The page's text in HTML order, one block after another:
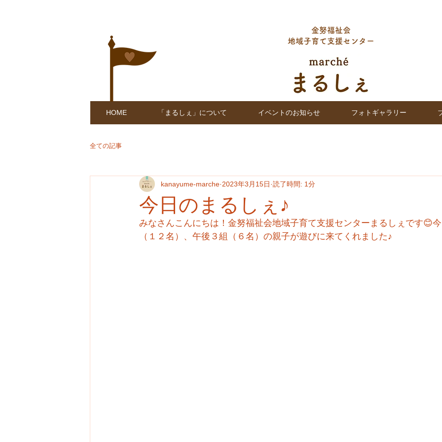
HOME 「まるしぇ」について イベントのお知らせ フォトギャラリー
金努福祉会
地域子育て支援センター
全ての記事
今日のまるしぇ♪
kanayume-marche 2023年3月15日 読了時間: 1分
みなさんこんにちは！金努福祉会地域子育て支援センターまるしぇです😊
（１２名）、午後３組（６名）の親子が遊びに来てくれました♪